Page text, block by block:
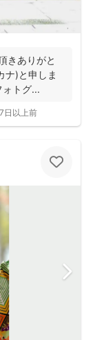
りがと
ナ)と申しま
トグ...
7日以上前